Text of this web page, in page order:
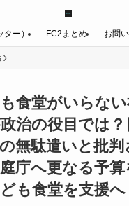
ター） FC2まとめ お問
食堂がいらな
治の役目では？
無駄遣いと批
庁へ更なる予
も食堂を支援へ